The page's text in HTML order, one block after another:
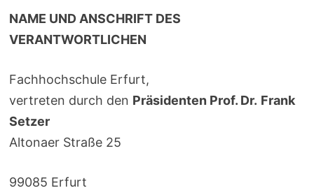
NAME UND ANSCHRIFT DES
VERANTWORTLICHEN
Fachhochschule Erfurt,
vertreten durch den Präsidenten Prof. Dr. Frank
Setzer
Altonaer Straße 25
99085 Erfurt